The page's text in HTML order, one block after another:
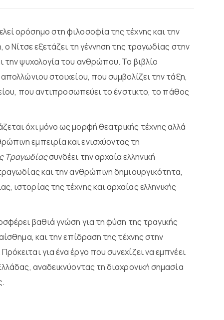
ορόσημο στη φιλοσοφία της τέχνης και την
Νίτσε εξετάζει τη γέννηση της τραγωδίας στην
την ψυχολογία του ανθρώπου. Το βιβλίο
στοιχείου, που συμβολίζει την τάξη,
που αντιπροσωπεύει το ένστικτο, το πάθος
όχι μόνο ως μορφή θεατρικής τέχνης αλλά
εμπειρία και ενισχύοντας τη
Τραγωδίαςσυνδέει την αρχαία ελληνική
και την ανθρώπινη δημιουργικότητα,
ιστορίας της τέχνης και αρχαίας ελληνικής
βαθιά γνώση για τη φύση της τραγικής
και την επίδραση της τέχνης στην
για ένα έργο που συνεχίζει να εμπνέει
αναδεικνύοντας τη διαχρονική σημασία